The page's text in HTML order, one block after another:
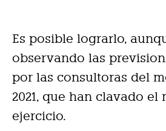
Es posible lograrlo,
observando las
por las consultoras del
2021, que han clavado el
ejercicio.